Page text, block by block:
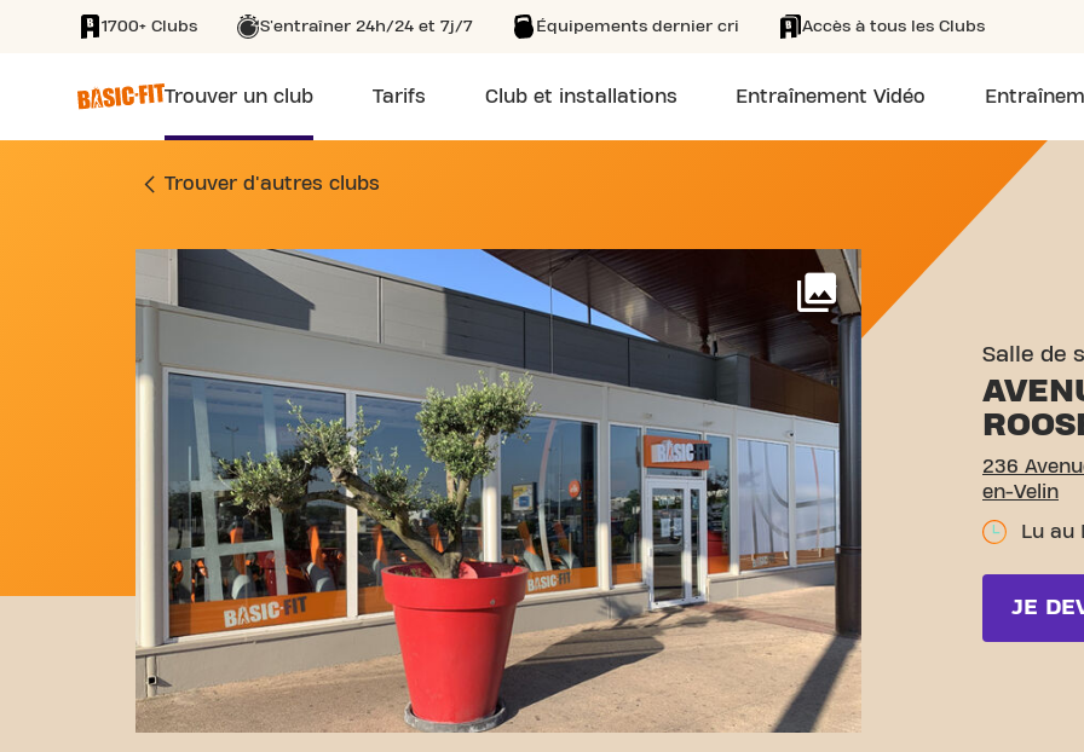
SKIP TO MAIN CONTENT
1700+ Clubs S'entraîner 24h/24 et 7j/7 Équipements dernier cri Accès à tous les Clubs
Trouver un club Tarifs Club et installations Entraînement Vidéo
SALLE DE SPORT 236 AVENUE FRANKLIN
Trouver d'autres clubs
Voir plus
Salle de
236
en-Velin
Lu au
JE